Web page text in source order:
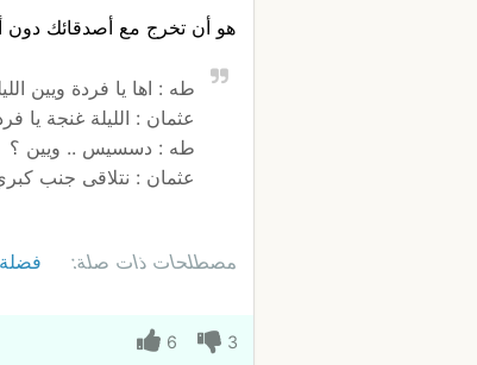
هو أن تخرج مع أصدقائك دون
طه : اها يا فردة ويين
عثمان : الليلة غنجة يا
طه : دسسيس .. ويين ؟
عثمان : نتلاقى جنب
مصطلحات ذات صلة: فضلة
3
6